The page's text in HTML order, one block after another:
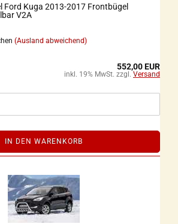
Ford Kuga 2013-2017 Frontbügel
V2A
(Ausland abweichend)
552,00 EUR
inkl. 19% MwSt. zzgl. Versand
IN DEN WARENKORB